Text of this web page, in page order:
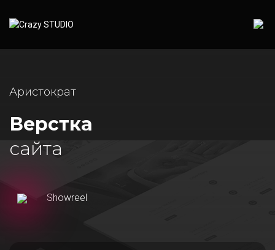
Аристократ
Верстка
сайта
Showreel